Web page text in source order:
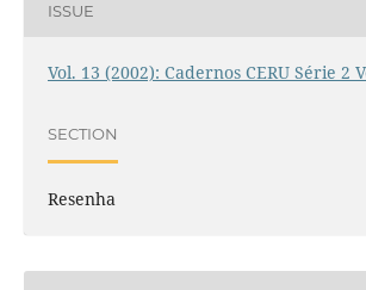
ISSUE
Vol. 13 (2002): Cadernos CERU Série 2
SECTION
Resenha